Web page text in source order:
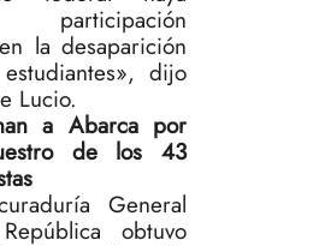
participación
la desaparición
dijo
Lucio.
a Abarca por
de los 43
General
obtuvo